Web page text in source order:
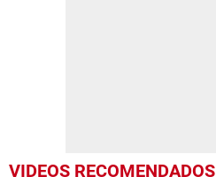
VIDEOS RECOMENDADOS